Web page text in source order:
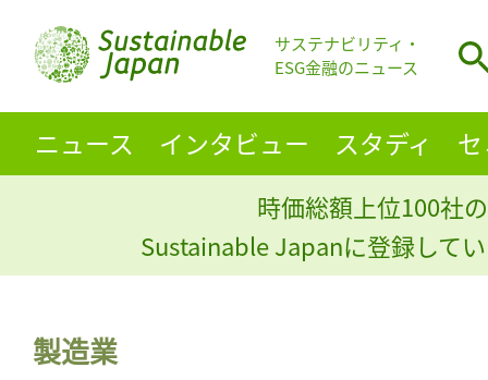
サステナビリティ・
ESG金融のニュース
ニュース インタビュー スタディ
時価総額上位100社
Sustainable Japanに登録して
製造業